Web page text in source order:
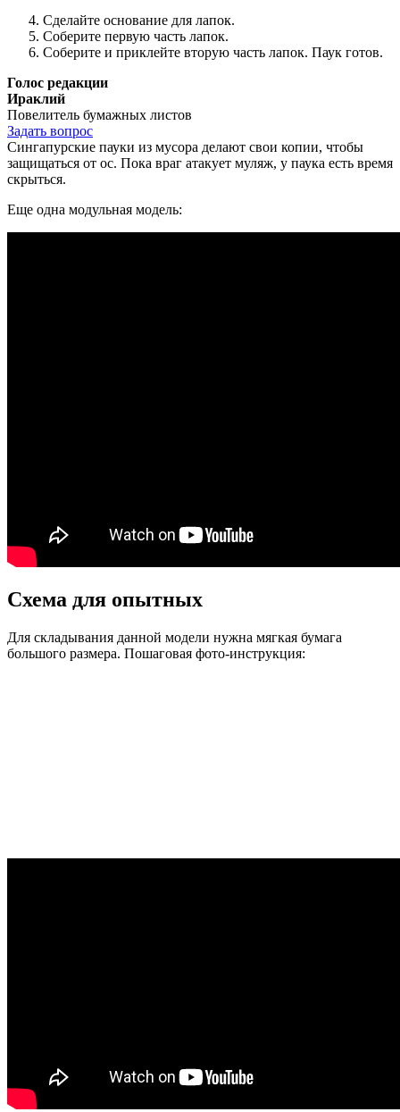
Сделайте основание для лапок.
Соберите первую часть лапок.
Соберите и приклейте вторую часть лапок. Паук готов.
Голос редакции
Ираклий
Повелитель бумажных листов
Задать вопрос
Сингапурские пауки из мусора делают свои копии, чтобы
защищаться от ос. Пока враг атакует муляж, у паука есть время
скрыться.
Еще одна модульная модель:
Схема для опытных
Для складывания данной модели нужна мягкая бумага
большого размера. Пошаговая фото-инструкция: